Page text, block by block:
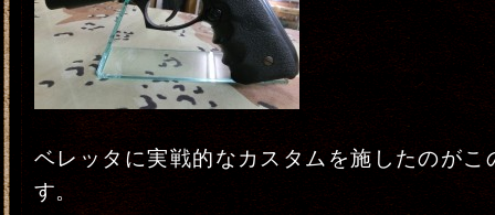
ベレッタに実戦的なカスタムを施したのがこ
す。